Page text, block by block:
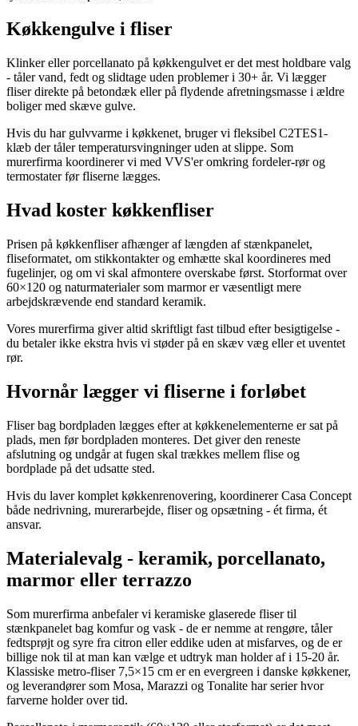
Køkkengulve i fliser
Klinker eller porcellanato på køkkengulvet er det mest holdbare valg
- tåler vand, fedt og slidtage uden problemer i 30+ år. Vi lægger
fliser direkte på betondæk eller på flydende afretningsmasse i ældre
boliger med skæve gulve.
Hvis du har gulvvarme i køkkenet, bruger vi fleksibel C2TES1-
klæb der tåler temperatursvingninger uden at slippe. Som
murerfirma koordinerer vi med VVS'er omkring fordeler-rør og
termostater før fliserne lægges.
Hvad koster køkkenfliser
Prisen på køkkenfliser afhænger af længden af stænkpanelet,
fliseformatet, om stikkontakter og emhætte skal koordineres med
fugelinjer, og om vi skal afmontere overskabe først. Storformat over
60×120 og naturmaterialer som marmor er væsentligt mere
arbejdskrævende end standard keramik.
Vores murerfirma giver altid skriftligt fast tilbud efter besigtigelse -
du betaler ikke ekstra hvis vi støder på en skæv væg eller et uventet
rør.
Hvornår lægger vi fliserne i forløbet
Fliser bag bordpladen lægges efter at køkkenelementerne er sat på
plads, men før bordpladen monteres. Det giver den reneste
afslutning og undgår at fugen skal trækkes mellem flise og
bordplade på det udsatte sted.
Hvis du laver komplet køkkenrenovering, koordinerer Casa Concept
både nedrivning, murerarbejde, fliser og opsætning - ét firma, ét
ansvar.
Materialevalg - keramik, porcellanato,
marmor eller terrazzo
Som murerfirma anbefaler vi keramiske glaserede fliser til
stænkpanelet bag komfur og vask - de er nemme at rengøre, tåler
fedtsprøjt og syre fra citron eller eddike uden at misfarves, og de er
billige nok til at man kan vælge et udtryk man holder af i 15-20 år.
Klassiske metro-fliser 7,5×15 cm er en evergreen i danske køkkener,
og leverandører som Mosa, Marazzi og Tonalite har serier hvor
farverne holder over tid.